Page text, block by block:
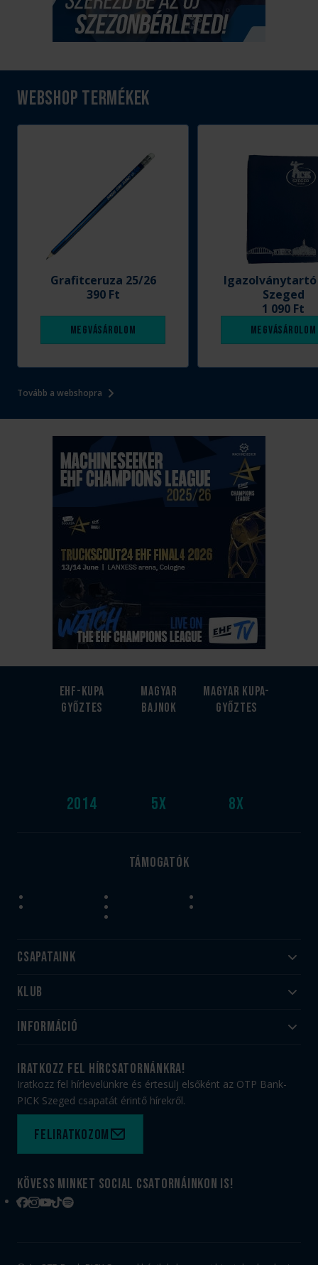
Webshop termékek
Tovább a webshopra
Grafitceruza 25/26
390 Ft
Megvásárolom
Szeged
1 090 Ft
Megvásárolom
EHF-Kupa
győztes
2014
Magyar
bajnok
5x
Magyar kupa-
győztes
8x
Támogatók
Csapataink
Felnőtt
Utánpótlás
Klub
#HandballFamily
Munkatársaink
PICK Aréna
Sajtóakkreditáció
Információ
Jegy- és bérletvásárlás
Webshop
Adatvédelem
Felhasználási feltételek
Kapcsolat
iratkozz fel hírcsatornánkra!
Iratkozz fel hírlevelünkre és értesülj elsőként az OTP Bank-
PICK Szeged csapatát érintő hírekről.
Feliratkozom
Kövess minket social csatornáinkon is!
Facebook
Instagram
YouTube
TikTokSpotify